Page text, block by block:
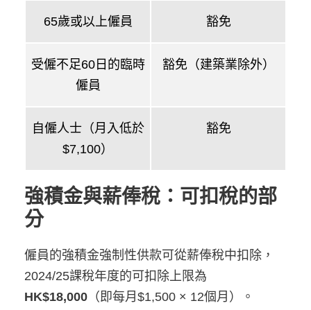
65歲或以上僱員 豁免
受僱不足60日的臨時
僱員
豁免（建築業除外）
自僱人士（月入低於
$7,100）
豁免
強積金與薪俸稅：可扣稅的部
分
僱員的強積金強制性供款可從薪俸稅中扣除，
2024/25課稅年度的可扣除上限為
HK$18,000 （即每月$1,500 × 12個月）。